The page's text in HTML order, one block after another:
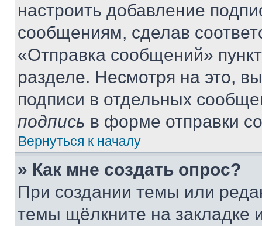
настроить добавление
сообщениям, сделав
«Отправка сообщений»
разделе. Несмотря на это,
подписи в отдельных
подпись в форме отправки
Вернуться к началу
» Как мне создать опрос?
При создании темы или
темы щёлкните на